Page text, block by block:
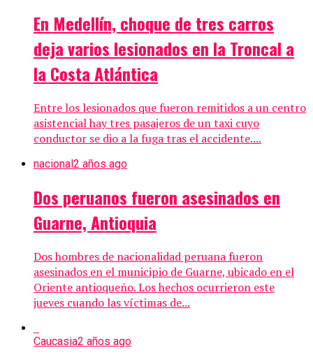
En Medellín, choque de tres carros
deja varios lesionados en la Troncal a
la Costa Atlántica
Entre los lesionados que fueron remitidos a un centro
asistencial hay tres pasajeros de un taxi cuyo
conductor se dio a la fuga tras el accidente....
nacional2 años ago
Dos peruanos fueron asesinados en
Guarne, Antioquia
Dos hombres de nacionalidad peruana fueron
asesinados en el municipio de Guarne, ubicado en el
Oriente antioqueño. Los hechos ocurrieron este
jueves cuando las víctimas de...
Caucasia2 años ago